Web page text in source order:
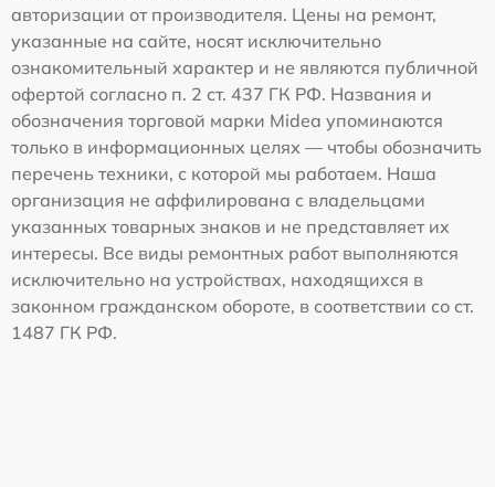
авторизации от производителя. Цены на ремонт,
указанные на сайте, носят исключительно
ознакомительный характер и не являются публичной
офертой согласно п. 2 ст. 437 ГК РФ. Названия и
обозначения торговой марки Midea упоминаются
только в информационных целях — чтобы обозначить
перечень техники, с которой мы работаем. Наша
организация не аффилирована с владельцами
указанных товарных знаков и не представляет их
интересы. Все виды ремонтных работ выполняются
исключительно на устройствах, находящихся в
законном гражданском обороте, в соответствии со ст.
1487 ГК РФ.